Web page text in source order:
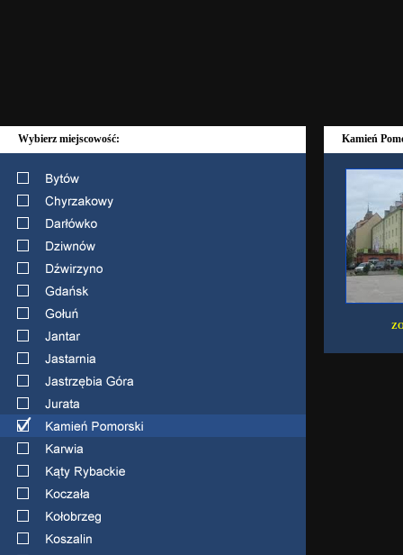
Wybierz miejscowość: Kamień